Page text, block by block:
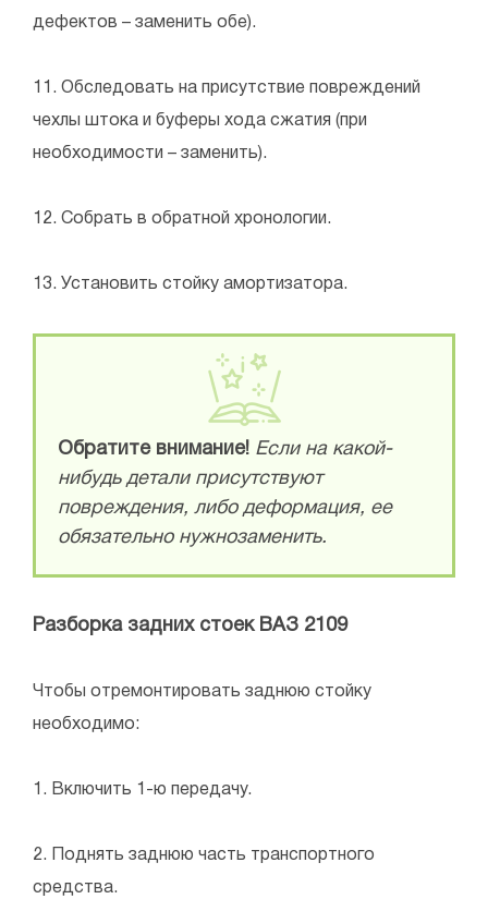
дефектов – заменить обе).
11. Обследовать на присутствие повреждений
чехлы штока и буферы хода сжатия (при
необходимости – заменить).
12. Собрать в обратной хронологии.
13. Установить стойку амортизатора.
Обратите внимание! Если на какой-
нибудь детали присутствуют
повреждения, либо деформация, ее
обязательно нужнозаменить.
Разборка задних стоек ВАЗ 2109
Чтобы отремонтировать заднюю стойку
необходимо:
1. Включить 1-ю передачу.
2. Поднять заднюю часть транспортного
средства.